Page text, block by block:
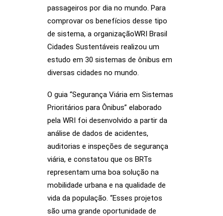
passageiros por dia no mundo. Para
comprovar os benefícios desse tipo
de sistema, a organizaçãoWRI Brasil
Cidades Sustentáveis realizou um
estudo em 30 sistemas de ônibus em
diversas cidades no mundo.
O guia “Segurança Viária em Sistemas
Prioritários para Ônibus” elaborado
pela WRI foi desenvolvido a partir da
análise de dados de acidentes,
auditorias e inspeções de segurança
viária, e constatou que os BRTs
representam uma boa solução na
mobilidade urbana e na qualidade de
vida da população. “Esses projetos
são uma grande oportunidade de